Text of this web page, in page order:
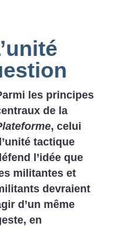
les principes
de la
, celui
tactique
l’idée que
militantes et
devraient
d’un même
en